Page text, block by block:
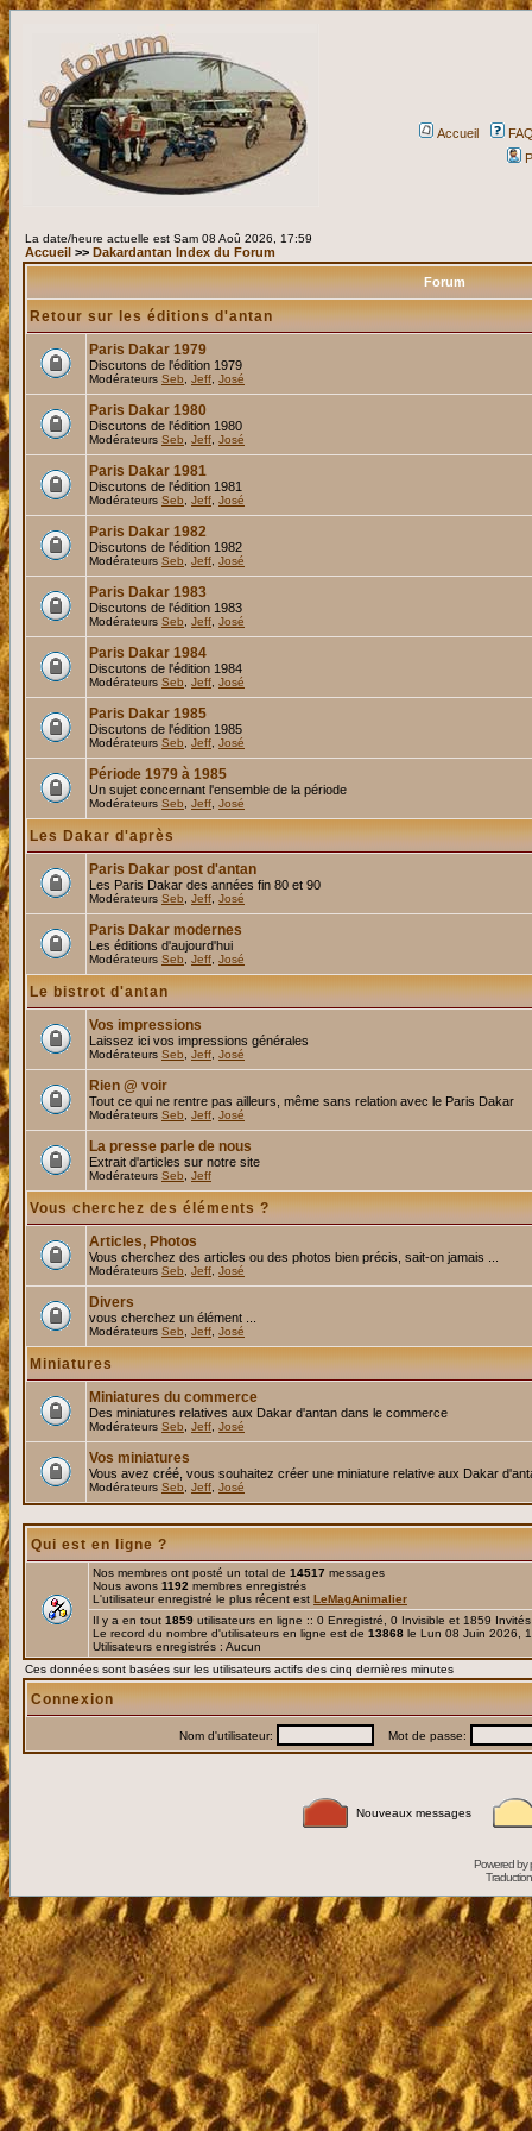
Accueil
La date/heure actuelle est Sam 08 Aoû 2026, 17:59
Accueil >> Dakardantan Index du Forum
Forum
Retour sur les éditions d'antan
Paris Dakar 1979
Discutons de l'édition 1979
Modérateurs Seb Jeff José
Paris Dakar 1980
Discutons de l'édition 1980
Modérateurs Seb Jeff José
Paris Dakar 1981
Discutons de l'édition 1981
Modérateurs Seb Jeff José
Paris Dakar 1982
Discutons de l'édition 1982
Modérateurs Seb Jeff José
Paris Dakar 1983
Discutons de l'édition 1983
Modérateurs Seb Jeff José
Paris Dakar 1984
Discutons de l'édition 1984
Modérateurs Seb Jeff José
Paris Dakar 1985
Discutons de l'édition 1985
Modérateurs Seb Jeff José
Période 1979 à 1985
Un sujet concernant l'ensemble de la période
Modérateurs Seb Jeff José
Les Dakar d'après
Paris Dakar post d'antan
Les Paris Dakar des années fin 80 et 90
Modérateurs Seb Jeff José
Paris Dakar modernes
Les éditions d'aujourd'hui
Modérateurs Seb Jeff José
Le bistrot d'antan
Vos impressions
Laissez ici vos impressions générales
Modérateurs Seb Jeff José
Rien @ voir
Tout ce qui ne rentre pas ailleurs, même sans relation avec le Paris Dakar
Modérateurs Seb Jeff José
La presse parle de nous
Extrait d'articles sur notre site
Modérateurs Seb Jeff
Vous cherchez des éléments ?
Articles, Photos
Vous cherchez des articles ou des photos bien précis, sait-on jamais ...
Modérateurs Seb Jeff José
Divers
vous cherchez un élément ...
Modérateurs Seb Jeff José
Miniatures
Miniatures du commerce
Des miniatures relatives aux Dakar d'antan dans le commerce
Modérateurs Seb Jeff José
Vos miniatures
Vous avez créé, vous souhaitez créer une miniature relative aux Dakar
Modérateurs Seb Jeff José
Qui est en ligne ?
Nos membres ont posté un total de 14517 messages
Nous avons 1192 membres enregistrés
L'utilisateur enregistré le plus récent est LeMagAnimalier
Il y a en tout 1859 utilisateurs en ligne :: 0 Enregistré, 0 Invisible et 1859
Le record du nombre d'utilisateurs en ligne est de 13868 le Lun 08 Juin 2026,
Utilisateurs enregistrés : Aucun
Ces données sont basées sur les utilisateurs actifs des cinq dernières minutes
Connexion
Nom d'utilisateur: Mot de passe:
Nouveaux messages
Powered by